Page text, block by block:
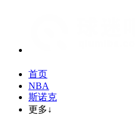
首页
NBA
斯诺克
更多↓